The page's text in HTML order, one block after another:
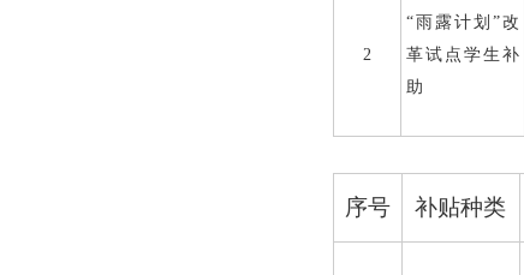
2
“雨露计划 ”改
革试点学生补
助
序号 补贴种类